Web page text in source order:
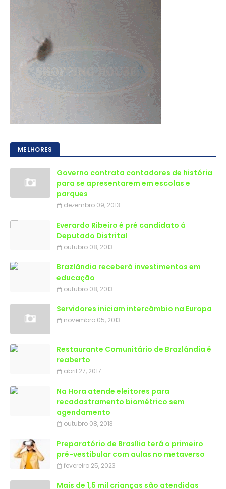
MELHORES
Governo contrata contadores de história
para se apresentarem em escolas e
parques
dezembro 09, 2013
Everardo Ribeiro é pré candidato á
Deputado Distrital
outubro 08, 2013
Brazlândia receberá investimentos em
educação
outubro 08, 2013
Servidores iniciam intercâmbio na Europa
novembro 05, 2013
Restaurante Comunitário de Brazlândia é
reaberto
abril 27, 2017
Na Hora atende eleitores para
recadastramento biométrico sem
agendamento
outubro 08, 2013
Preparatório de Brasília terá o primeiro
pré-vestibular com aulas no metaverso
fevereiro 25, 2023
Mais de 1,5 mil crianças são atendidas